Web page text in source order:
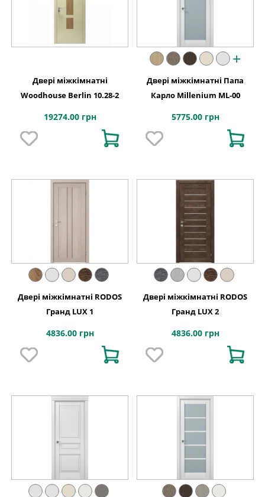
Двері міжкімнатні
Woodhouse Berlin 10.28-2
19274.00 грн
+
Двері міжкімнатні Папа
Карло Millenium ML-00
5775.00 грн
Двері міжкімнатні RODOS
Гранд LUX 1
4836.00 грн
Двері міжкімнатні RODOS
Гранд LUX 2
4836.00 грн